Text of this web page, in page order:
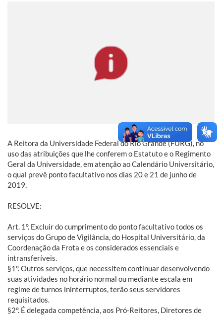
A Reitora da Universidade Federal do Rio Grande (FURG), no
uso das atribuições que lhe conferem o Estatuto e o Regimento
Geral da Universidade, em atenção ao Calendário Universitário,
o qual prevê ponto facultativo nos dias 20 e 21 de junho de
2019,
RESOLVE:
Art. 1°. Excluir do cumprimento do ponto facultativo todos os
serviços do Grupo de Vigilância, do Hospital Universitário, da
Coordenação da Frota e os considerados essenciais e
intransferíveis.
§1°. Outros serviços, que necessitem continuar desenvolvendo
suas atividades no horário normal ou mediante escala em
regime de turnos ininterruptos, terão seus servidores
requisitados.
§2°. É delegada competência, aos Pró-Reitores, Diretores de